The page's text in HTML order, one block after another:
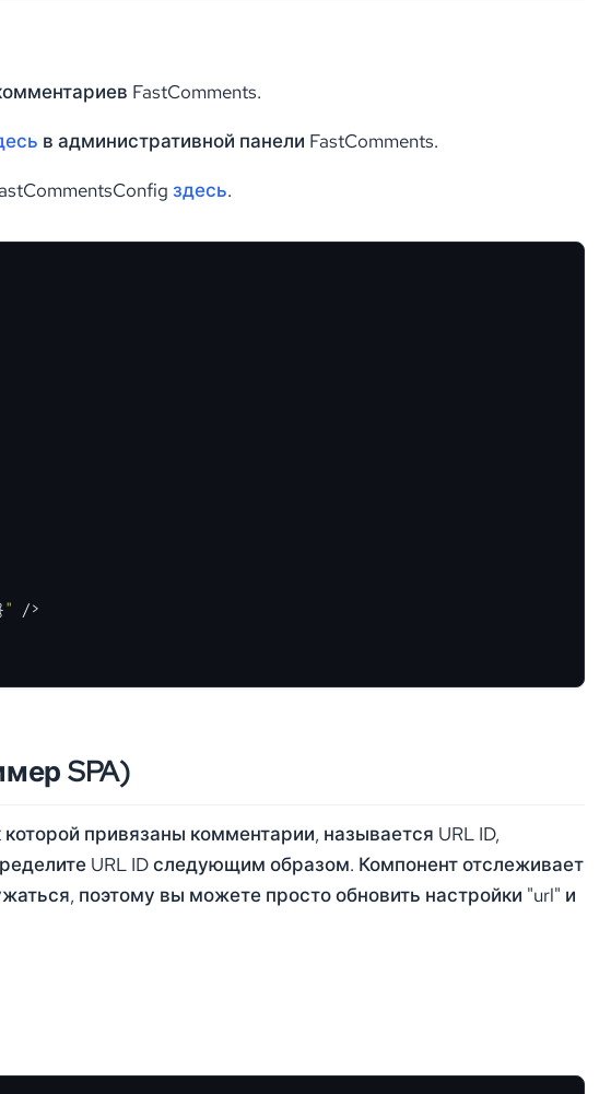
FastComments.
в административной панели FastComments.
здесь.
"
/>
SPA)
привязаны комментарии, называется URL ID,
URL ID следующим образом. Компонент отслеживает
поэтому вы можете просто обновить настройки "url" и